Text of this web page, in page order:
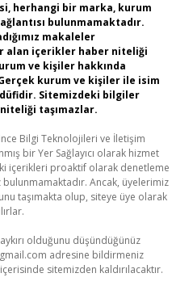
herhangi bir marka, kurum
bulunmamaktadır.
makaleler
alan içerikler haber niteliği
ve kişiler hakkında
kurum ve kişiler ile isim
Sitemizdeki bilgiler
taşımazlar.
Bilgi Teknolojileri ve İletişim
bir Yer Sağlayıcı olarak hizmet
içerikleri proaktif olarak denetleme
Ancak, üyelerimiz
taşımakta olup, siteye üye olarak
olduğunu düşündüğünüz
adresine bildirmeniz
sitemizden kaldırılacaktır.